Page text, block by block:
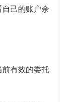
己的账户余
前有效的委托